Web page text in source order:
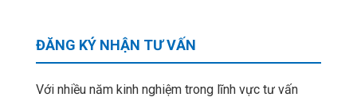
ĐĂNG KÝ NHẬN TƯ VẤN
Với nhiều năm kinh nghiệm trong lĩnh vực tư vấn